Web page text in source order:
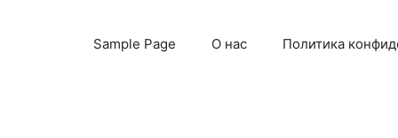
Sample Page О нас Политика